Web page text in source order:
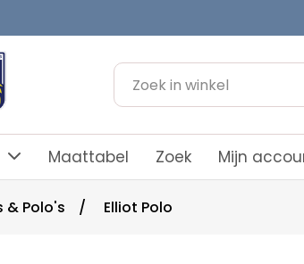
Maattabel Zoek Mijn
& Polo's / Elliot Polo